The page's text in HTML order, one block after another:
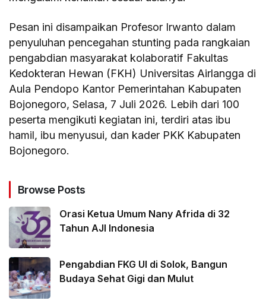
Pesan ini disampaikan Profesor Irwanto dalam
penyuluhan pencegahan stunting pada rangkaian
pengabdian masyarakat kolaboratif Fakultas
Kedokteran Hewan (FKH) Universitas Airlangga di
Aula Pendopo Kantor Pemerintahan Kabupaten
Bojonegoro, Selasa, 7 Juli 2026. Lebih dari 100
peserta mengikuti kegiatan ini, terdiri atas ibu
hamil, ibu menyusui, dan kader PKK Kabupaten
Bojonegoro.
Browse Posts
Orasi Ketua Umum Nany Afrida di 32
Tahun AJI Indonesia
Pengabdian FKG UI di Solok, Bangun
Budaya Sehat Gigi dan Mulut